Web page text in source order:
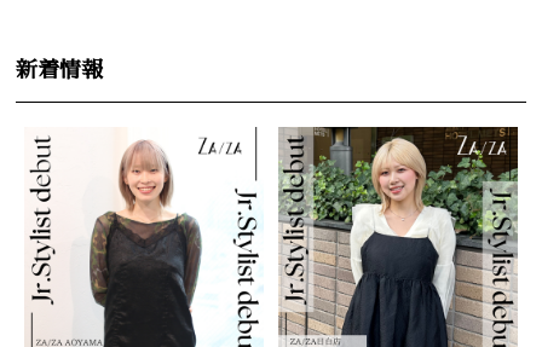
SHOPLIST
店舗一覧
RECRUIT
採用情報
WEB予約はこちら
新着情報